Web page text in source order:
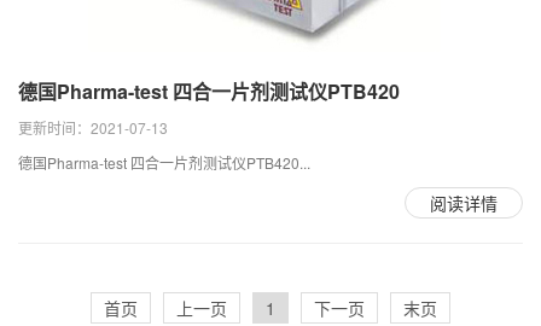
德国Pharma-test 四合一片剂测试仪PTB420
更新时间：2021-07-13
德国Pharma-test 四合一片剂测试仪PTB420...
阅读详情
首页 上一页 1 下一页 末页